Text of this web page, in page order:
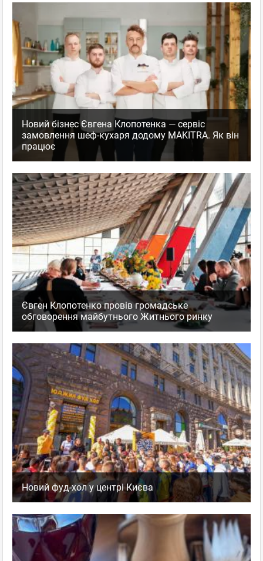
Новий бізнес Євгена Клопотенка — сервіс
замовлення шеф-кухаря додому MAKITRA. Як він
працює
Євген Клопотенко провів громадське
обговорення майбутнього Житнього ринку
Новий фуд-хол у центрі Києва